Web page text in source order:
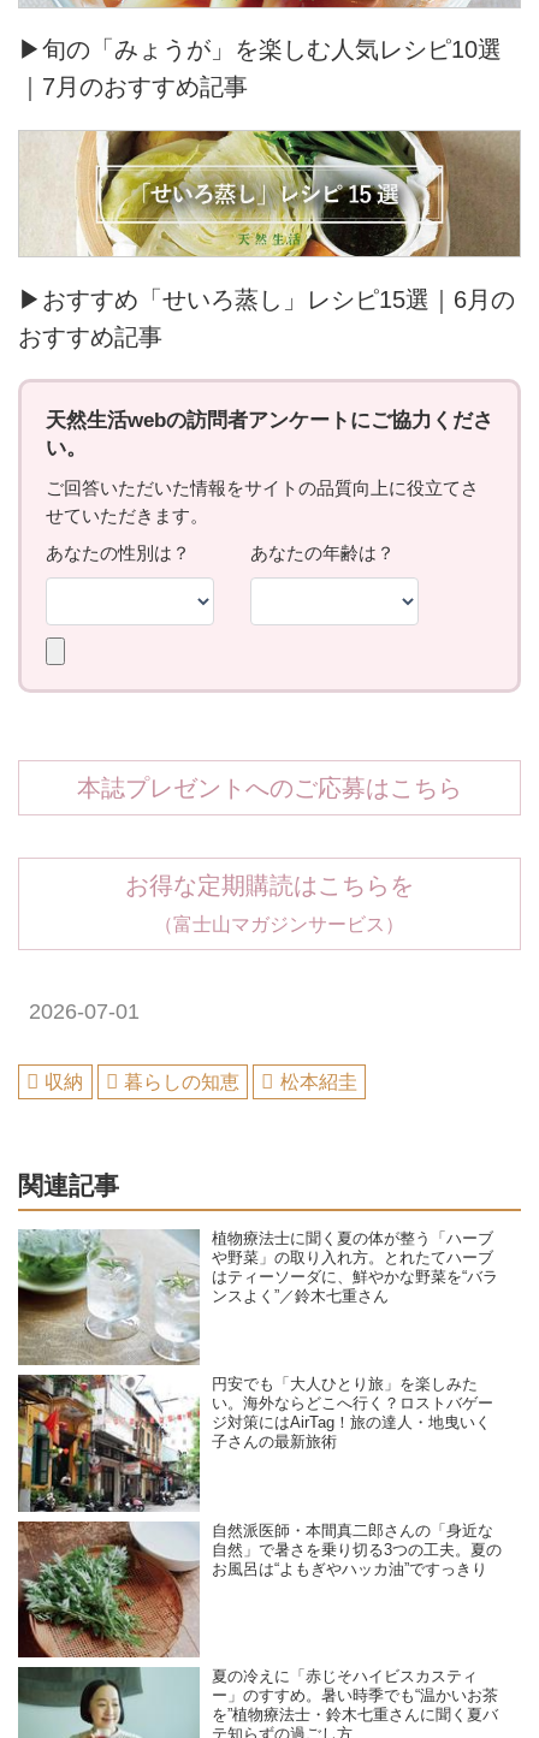
▶旬の「みょうが」を楽しむ人気レシピ10選
｜7月のおすすめ記事
▶おすすめ「せいろ蒸し」レシピ15選｜6月の
おすすめ記事
本誌プレゼントへのご応募はこちら
お得な定期購読はこちらを
（富士山マガジンサービス）
2026-07-01
収納 暮らしの知恵 松本紹圭
関連記事
植物療法士に聞く夏の体が整う「ハーブ
や野菜」の取り入れ方。とれたてハーブ
はティーソーダに、鮮やかな野菜を“バラ
ンスよく”／鈴木七重さん
円安でも「大人ひとり旅」を楽しみた
い。海外ならどこへ行く？ロストバゲー
ジ対策にはAirTag！旅の達人・地曳いく
子さんの最新旅術
自然派医師・本間真二郎さんの「身近な
自然」で暑さを乗り切る3つの工夫。夏の
お風呂は“よもぎやハッカ油”ですっきり
夏の冷えに「赤じそハイビスカスティ
ー」のすすめ。暑い時季でも“温かいお茶
を”植物療法士・鈴木七重さんに聞く夏バ
テ知らずの過ごし方